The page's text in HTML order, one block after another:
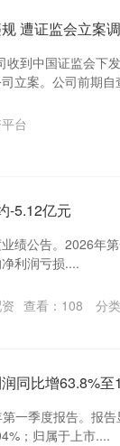
遭证监会立案
到中国证监会下
立案。公司前期自
台
-5.12亿元
绩公告。2026年
利润亏损....
查看： 108 分
同比增63.8%至
一季度报告。报
；归属于上市....